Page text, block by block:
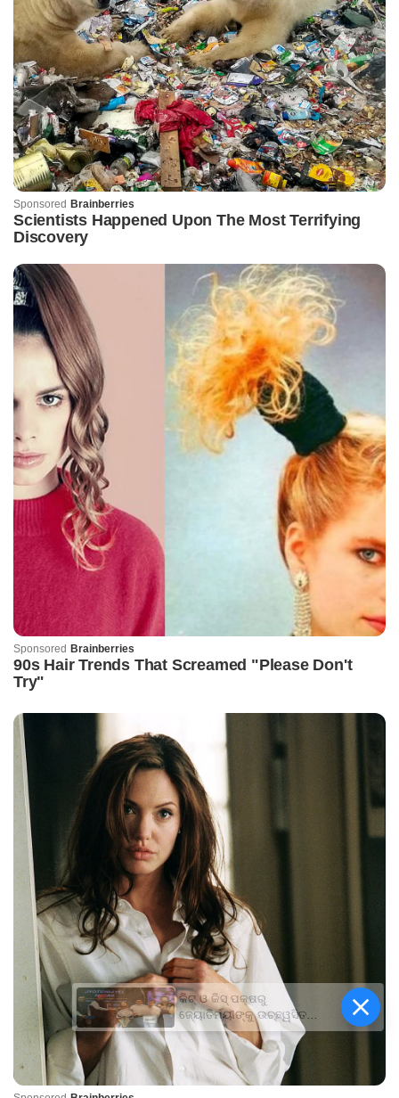
କିଟ୍‍ ଓ କିସ୍‍ ପକ୍ଷରୁ
ଜ୍ୟୋତିର୍ମୟୀଙ୍କୁ ଉଚ୍ଛ୍ୱସିତ
ସମ୍ବର୍ଦ୍ଧନା; ୫ଲକ୍ଷ ଟଙ୍କାର
ପ୍ରୋତ୍ସାହନ ରାଶି ପ୍ରଦାନ